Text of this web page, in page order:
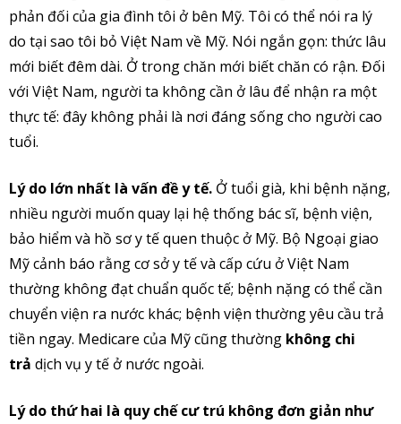
phản đối của gia đình tôi ở bên Mỹ. Tôi có thể nói ra lý
do tại sao tôi bỏ Việt Nam về Mỹ. Nói ngắn gọn: thức lâu
mới biết đêm dài. Ở trong chăn mới biết chăn có rận. Đối
với Việt Nam, người ta không cần ở lâu để nhận ra một
thực tế: đây không phải là nơi đáng sống cho người cao
tuổi.
Lý do lớn nhất là vấn đề y tế. Ở tuổi già, khi bệnh nặng,
nhiều người muốn quay lại hệ thống bác sĩ, bệnh viện,
bảo hiểm và hồ sơ y tế quen thuộc ở Mỹ. Bộ Ngoại giao
Mỹ cảnh báo rằng cơ sở y tế và cấp cứu ở Việt Nam
thường không đạt chuẩn quốc tế; bệnh nặng có thể cần
chuyển viện ra nước khác; bệnh viện thường yêu cầu trả
tiền ngay. Medicare của Mỹ cũng thường không chi
trả dịch vụ y tế ở nước ngoài.
Lýdo thứ hai là quy chế cư trú không đơn giản như